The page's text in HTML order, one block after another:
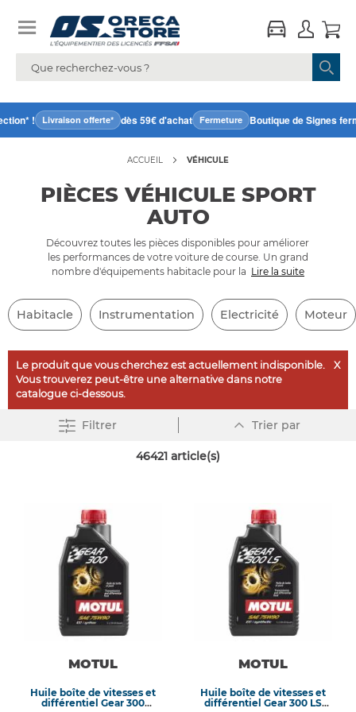
! Livraison offerte* dès 59€ d'achat Fermeture Boutique de Signes
ACCUEIL VÉHICULE
PIÈCES VÉHICULE SPORT
AUTO
Découvrez toutes les pièces disponibles pour améliorer
les performances de votre voiture de course. Un grand
nombre d'équipements habitacle pour la Lire la suite
Habitacle Instrumentation Electricité Moteur
Le produit que vous cherchez est actuellement indisponible.
Vous trouverez peut-être une alternative dans notre
catalogue ci-dessous.
X
Filtrer Trier par
ordre
46421 article(s)
MOTUL
Huile boîte de vitesses et
différentiel Gear 300
MOTUL
Huile boîte de vitesses et
différentiel Gear 300 LS